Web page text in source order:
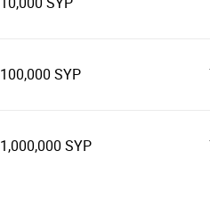
100,000 SYP
1,000,000 SYP